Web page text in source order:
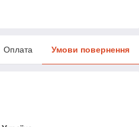
Оплата Умови повернення